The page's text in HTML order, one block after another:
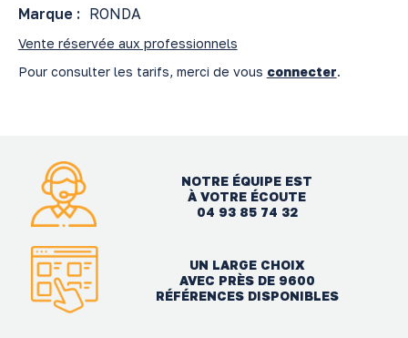
Marque : RONDA
Vente réservée aux professionnels
Pour consulter les tarifs, merci de vous connecter.
NOTRE ÉQUIPE EST
À VOTRE ÉCOUTE
04 93 85 74 32
UN LARGE CHOIX
AVEC PRÈS DE 9600
RÉFÉRENCES DISPONIBLES